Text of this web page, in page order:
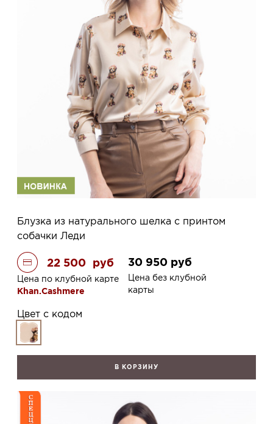
Блузка из натурального шелка с принтом
собачки Леди
22 500 руб
Цена по клубной карте
Khan.Cashmere
30 950 руб
Цена без клубной
карты
Цвет с кодом
В КОРЗИНУ